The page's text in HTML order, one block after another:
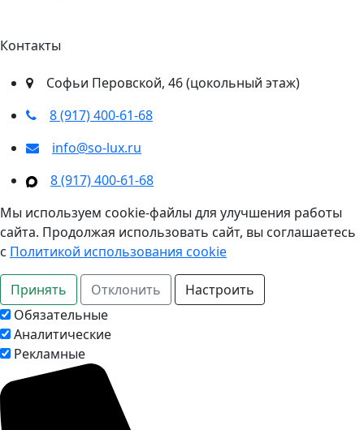
Контакты
​Софьи Перовской, 46​ (цокольный этаж)
8 (917) 400‑61‑68
info@so-lux.ru
8 (917) 400‑61‑68
Мы используем cookie-файлы для улучшения работы
сайта. Продолжая использовать сайт, вы соглашаетесь
с Политикой использования cookie
Принять Отклонить
Настроить
Обязательные
Аналитические
Рекламные